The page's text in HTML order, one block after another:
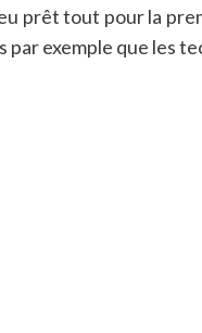
prêt tout pour la
par exemple que les